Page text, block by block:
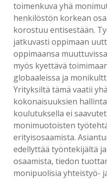
toimenkuva yhä
henkilöstön korkean
korostuu entisestään.
jatkuvasti oppimaan
oppimaansa
myös kyettävä
globaaleissa ja
Yrityksiltä tämä vaatii
kokonaisuuksien
koulutuksella ei
monimuotoisten
erityisosaamista.
edellyttää työntekijältä
osaamista, tiedon
monipuolisia yhteistyö-